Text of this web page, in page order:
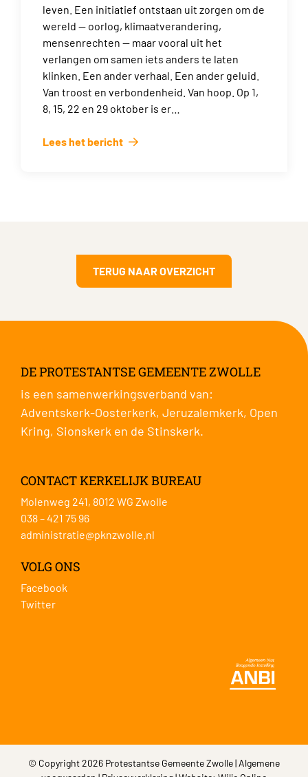
leven. Een initiatief ontstaan uit zorgen om de
wereld — oorlog, klimaatverandering,
mensenrechten — maar vooral uit het
verlangen om samen iets anders te laten
klinken. Een ander verhaal. Een ander geluid.
Van troost en verbondenheid. Van hoop. Op 1,
8, 15, 22 en 29 oktober is er…
Lees het bericht
TERUG NAAR OVERZICHT
DE PROTESTANTSE GEMEENTE ZWOLLE
is een samenwerkingsverband van:
Adventskerk-Oosterkerk, Jeruzalemkerk, Open
Kring, Sionskerk en de Stinskerk.
CONTACT KERKELIJK BUREAU
Molenweg 241, 8012 WG Zwolle
038 – 421 75 96
administratie@pknzwolle.nl
VOLG ONS
Facebook
Twitter
© Copyright 2026 Protestantse Gemeente Zwolle | Algemene